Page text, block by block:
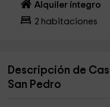
Alquiler íntegro
2 habitaciones
Descripción de
San Pedro